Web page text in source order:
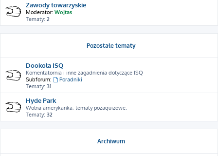
Zawody towarzyskie
Moderator: Wojtas
Tematy: 2
Pozostałe tematy
Dookoła ISQ
Komentatornia i inne zagadnienia dotyczące ISQ
Subforum:
Poradniki
Tematy: 31
Hyde Park
Wolna amerykanka, tematy pozaquizowe.
Tematy: 32
Archiwum